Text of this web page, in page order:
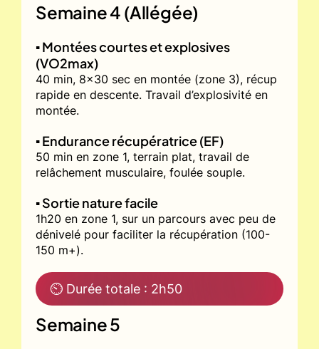
Semaine 4 (Allégée)
▪️ Montées courtes et explosives
(VO2max)
40 min, 8x30 sec en montée (zone 3), récup
rapide en descente. Travail d’explosivité en
montée.
▪️ Endurance récupératrice (EF)
50 min en zone 1, terrain plat, travail de
relâchement musculaire, foulée souple.
▪️ Sortie nature facile
1h20 en zone 1, sur un parcours avec peu de
dénivelé pour faciliter la récupération (100-
150 m+).
⏲ Durée totale : 2h50
Semaine 5